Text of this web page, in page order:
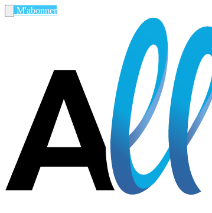
M'abonner